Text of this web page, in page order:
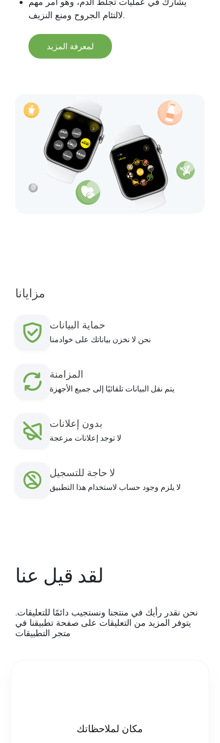
لالتئام الجروح ومنع النزيف.
لمعرفة المزيد
مزايانا
حماية البيانات
نحن لا نخزن بياناتك على خوادمنا
المزامنة
يتم نقل البيانات تلقائيًا إلى جميع الأجهزة
بدون إعلانات
لا توجد إعلانات مزعجة
لا حاجة للتسجيل
لا يلزم وجود حساب لاستخدام هذا التطبيق
لقد قيل عنا
نحن نقدر رأيك في منتجنا ونستجيب دائمًا للتعليقات.
يتوفر المزيد من التعليقات على صفحة تطبيقنا في
متجر التطبيقات
مكان لملاحظاتك